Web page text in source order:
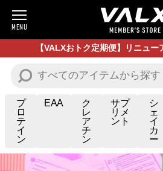
MENU
商品一覧
お試し商品
サプリメント
【VALXおトク定期便】リニュー
プ
ロ
テ
イ
ン
EAA
ク
レ
ア
チ
ン
サプ
リメ
ント
シ
ェ
イ
カ
ー